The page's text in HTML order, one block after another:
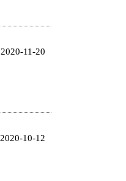
2020-11-20
2020-10-12